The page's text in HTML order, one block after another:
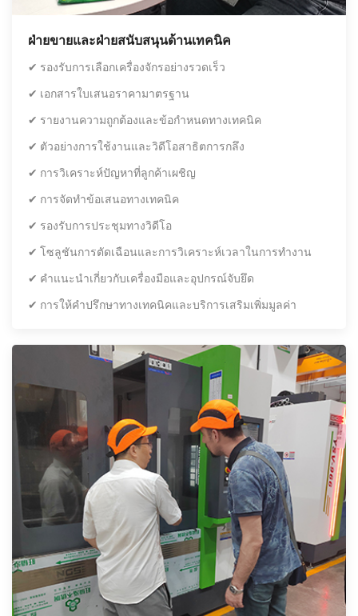
ฝ่ายขายและฝ่ายสนับสนุนด้านเทคนิค
✔ รองรับการเลือกเครื่องจักรอย่างรวดเร็ว
✔ เอกสารใบเสนอราคามาตรฐาน
✔ รายงานความถูกต้องและข้อกำหนดทางเทคนิค
✔ ตัวอย่างการใช้งานและวิดีโอสาธิตการกลึง
✔ การวิเคราะห์ปัญหาที่ลูกค้าเผชิญ
✔ การจัดทำข้อเสนอทางเทคนิค
✔ รองรับการประชุมทางวิดีโอ
✔ โซลูชันการตัดเฉือนและการวิเคราะห์เวลาในการทำงาน
✔ คำแนะนำเกี่ยวกับเครื่องมือและอุปกรณ์จับยึด
✔ การให้คำปรึกษาทางเทคนิคและบริการเสริมเพิ่มมูลค่า